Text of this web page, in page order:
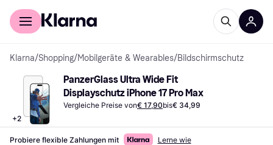
Für Shopper
Klarna/Shopping/Mobilgeräte & Wearables/Bildschirmschutz
+2
PanzerGlass Ultra Wide Fit
Displayschutz iPhone 17 Pro Max
Vergleiche Preise von€ 17,90bis€ 34,99
Probiere flexible Zahlungen mit Lerne wie